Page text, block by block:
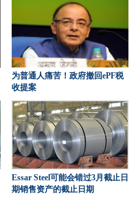
为普通人痛苦！政府撤回ePF税
收提案
Essar Steel可能会错过3月截止日
期销售资产的截止日期